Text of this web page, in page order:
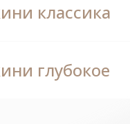
классика
глубокое